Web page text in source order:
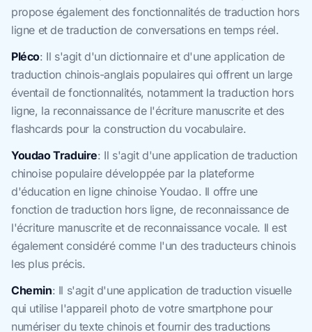
propose également des fonctionnalités de traduction hors
ligne et de traduction de conversations en temps réel.
Pléco: Il s'agit d'un dictionnaire et d'une application de
traduction chinois-anglais populaires qui offrent un large
éventail de fonctionnalités, notamment la traduction hors
ligne, la reconnaissance de l'écriture manuscrite et des
flashcards pour la construction du vocabulaire.
Youdao Traduire: Il s'agit d'une application de traduction
chinoise populaire développée par la plateforme
d'éducation en ligne chinoise Youdao. Il offre une
fonction de traduction hors ligne, de reconnaissance de
l'écriture manuscrite et de reconnaissance vocale. Il est
également considéré comme l'un des traducteurs chinois
les plus précis.
Chemin: Il s'agit d'une application de traduction visuelle
qui utilise l'appareil photo de votre smartphone pour
numériser du texte chinois et fournir des traductions